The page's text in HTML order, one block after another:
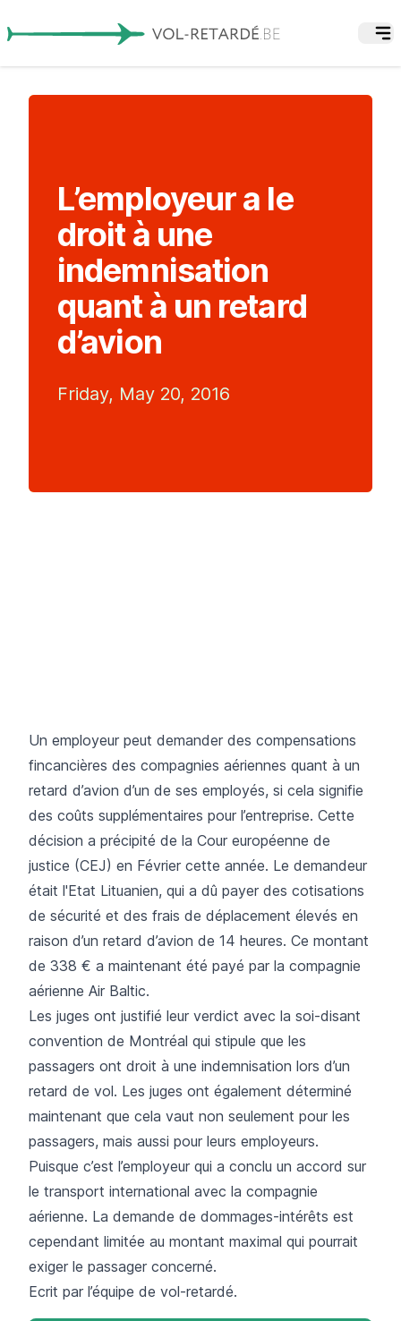
L’employeur a le
droit à une
indemnisation
quant à un retard
d’avion
Friday, May 20, 2016
Un employeur peut demander des compensations
fincancières des compagnies aériennes quant à un
retard d’avion d’un de ses employés, si cela signifie
des coûts supplémentaires pour l’entreprise. Cette
décision a précipité de la Cour européenne de
justice (CEJ) en Février cette année. Le demandeur
était l'Etat Lituanien, qui a dû payer des cotisations
de sécurité et des frais de déplacement élevés en
raison d’un retard d’avion de 14 heures. Ce montant
de 338 € a maintenant été payé par la compagnie
aérienne Air Baltic.
Les juges ont justifié leur verdict avec la soi-disant
convention de Montréal qui stipule que les
passagers ont droit à une indemnisation lors d’un
retard de vol. Les juges ont également déterminé
maintenant que cela vaut non seulement pour les
passagers, mais aussi pour leurs employeurs.
Puisque c’est l’employeur qui a conclu un accord sur
le transport international avec la compagnie
aérienne. La demande de dommages-intérêts est
cependant limitée au montant maximal qui pourrait
exiger le passager concerné.
Ecrit par l’équipe de vol-retardé.